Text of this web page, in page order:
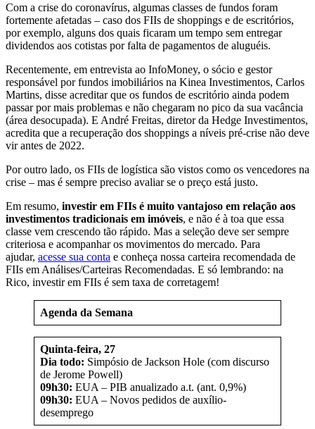
Com a crise do coronavírus, algumas classes de fundos foram
fortemente afetadas – caso dos FIIs de shoppings e de escritórios,
por exemplo, alguns dos quais ficaram um tempo sem entregar
dividendos aos cotistas por falta de pagamentos de aluguéis.
Recentemente, em entrevista ao InfoMoney, o sócio e gestor
responsável por fundos imobiliários na Kinea Investimentos, Carlos
Martins, disse acreditar que os fundos de escritório ainda podem
passar por mais problemas e não chegaram no pico da sua vacância
(área desocupada). E André Freitas, diretor da Hedge Investimentos,
acredita que a recuperação dos shoppings a níveis pré-crise não deve
vir antes de 2022.
Por outro lado, os FIIs de logística são vistos como os vencedores na
crise – mas é sempre preciso avaliar se o preço está justo.
Em resumo, investir em FIIs é muito vantajoso em relação aos
investimentos tradicionais em imóveis, e não é à toa que essa
classe vem crescendo tão rápido. Mas a seleção deve ser sempre
criteriosa e acompanhar os movimentos do mercado. Para
ajudar, acesse sua conta e conheça nossa carteira recomendada de
FIIs em Análises/Carteiras Recomendadas. E só lembrando: na
Rico, investir em FIIs é sem taxa de corretagem!
Agenda da Semana
Quinta-feira, 27
Dia todo: Simpósio de Jackson Hole (com discurso
de Jerome Powell)
09h30: EUA – PIB anualizado a.t. (ant. 0,9%)
09h30: EUA – Novos pedidos de auxílio-
desemprego